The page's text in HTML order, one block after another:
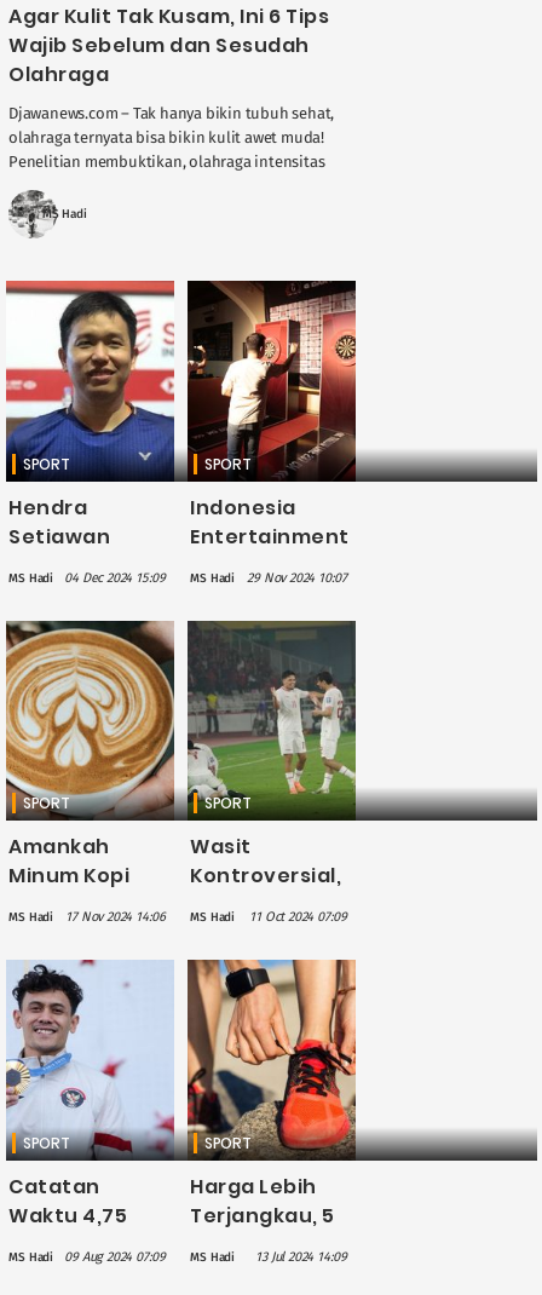
Agar Kulit Tak Kusam, Ini 6 Tips
Wajib Sebelum dan Sesudah
Olahraga
Djawanews.com – Tak hanya bikin tubuh sehat,
olahraga ternyata bisa bikin kulit awet muda!
Penelitian membuktikan, olahraga intensitas
hati, kalau salah ....
MS Hadi
SPORT
Hendra
Setiawan
Pebulu Tangkis
Dunia Ucapkan
Selamat dan
Doa Terbaik
MS Hadi 04 Dec 2024 15:09
SPORT
Indonesia
Entertainment
di Bali
MS Hadi 29 Nov 2024 10:07
SPORT
Amankah
Minum Kopi
Sebelum
Cek Faktanya
MS Hadi 17 Nov 2024 14:06
SPORT
Wasit
Kontroversial,
Pertandingan
Indonesia Vs
Bahrain
Berakhir Seri 2-
2
MS Hadi 11 Oct 2024 07:09
SPORT
Catatan
Waktu 4,75
Detik, Veddriq
Leonardo Raih
MS Hadi 09 Aug 2024 07:09
SPORT
Harga Lebih
Terjangkau, 5
Sepatu Lari
MS Hadi 13 Jul 2024 14:09